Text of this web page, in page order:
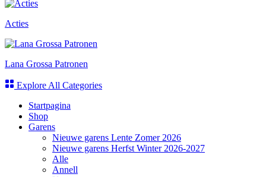
Acties
Lana Grossa Patronen
Explore All Categories
Startpagina
Shop
Garens
Nieuwe garens Lente Zomer 2026
Nieuwe garens Herfst Winter 2026-2027
Alle
Annell